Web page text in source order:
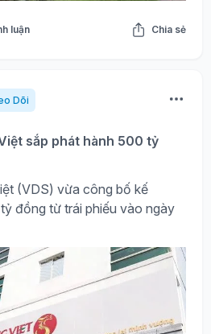
luận Chia sẻ
Dõi
sắp phát hành 500 tỷ
(VDS) vừa công bố kế
đồng từ trái phiếu vào ngày